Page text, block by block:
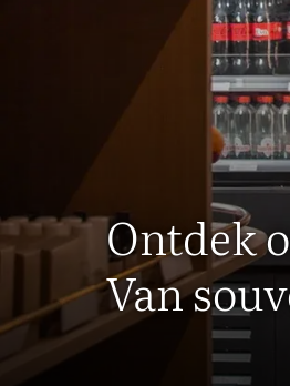
Ontdek
Van